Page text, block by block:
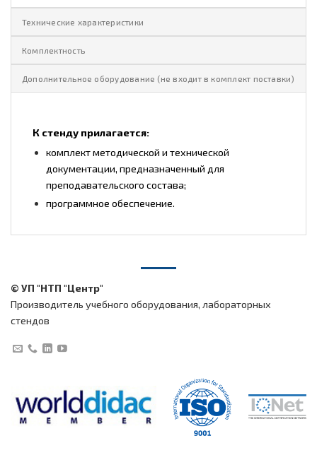
Технические характеристики
Комплектность
Дополнительное оборудование (не входит в комплект поставки)
К стенду прилагается:
комплект методической и технической
документации, предназначенный для
преподавательского состава;
программное обеспечение.
© УП "НТП "Центр"
Производитель учебного оборудования, лабораторных
стендов